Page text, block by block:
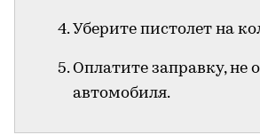
Уберите пистолет на
Оплатите заправку, не
автомобиля.